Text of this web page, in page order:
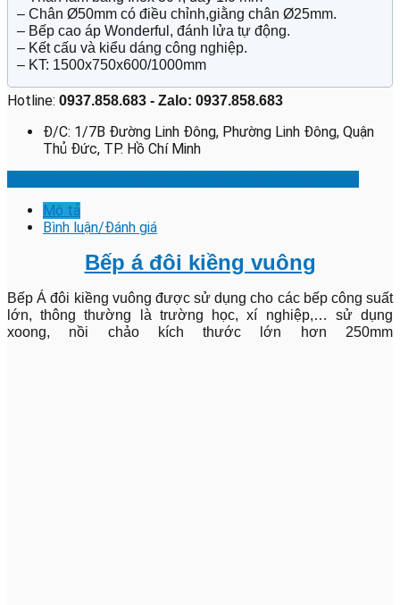
– Chân Ø50mm có điều chỉnh,giằng chân Ø25mm.
– Bếp cao áp Wonderful, đánh lửa tự động.
– Kết cấu và kiểu dáng công nghiệp.
– KT: 1500x750x600/1000mm
Hotline: 0937.858.683 - Zalo: 0937.858.683
Đ/C: 1/7B Đường Linh Đông, Phường Linh Đông, Quận
Thủ Đức, TP. Hồ Chí Minh
Mô tả
Bình luận/Đánh giá
Bếp á đôi kiềng vuông
Bếp Á đôi kiềng vuông được sử dụng cho các bếp công suất
lớn, thông thường là trường học, xí nghiệp,… sử dụng
xoong, nồi chảo kích thước lớn hơn 250mm